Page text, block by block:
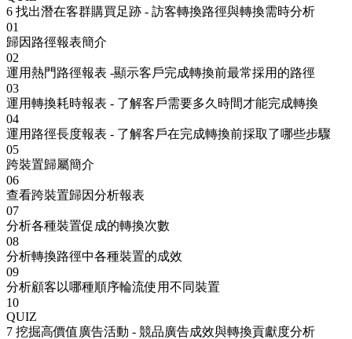
6 找出潛在客群購買足跡 - 訪客轉換路徑與轉換需時分析
01
歸因路徑報表簡介
02
運用熱門路徑報表 -顯示客戶完成轉換前最常採用的路徑
03
運用轉換耗時報表 - 了解客戶需要多久時間才能完成轉換
04
運用路徑長度報表 - 了解客戶在完成轉換前採取了哪些步驟
05
跨裝置歸屬簡介
06
查看跨裝置歸因分析報表
07
分析各種裝置促成的轉換次數
08
分析轉換路徑中各種裝置的成效
09
分析顧客以哪種順序輪流使用不同裝置
10
QUIZ
7 挖掘高價值廣告活動 - 競品廣告成效與轉換貢獻度分析